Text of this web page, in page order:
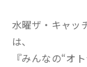
水曜ザ・キャッ
は、
『みんなの“オ